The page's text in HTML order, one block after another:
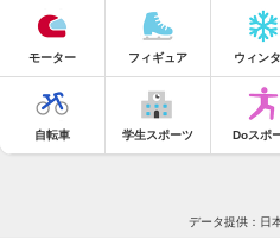
モーター フィギュア ウィン
自転車 学生スポーツ Doスポ
データ提供：日